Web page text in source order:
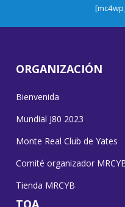
ORGANIZACIÓN
Bienvenida
Mundial J80 2023
Monte Real Club de Yates
Comité organizador
Tienda MRCYB
TOA